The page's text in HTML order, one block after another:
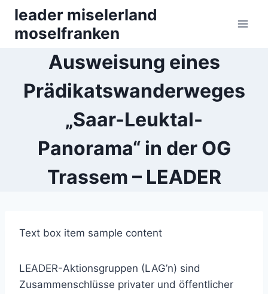
Zum
Inhalt
springen
leader miselerland
moselfranken
Ausweisung eines
Prädikatswanderweges
„Saar-Leuktal-
Panorama“ in der OG
Trassem – LEADER
Text box item sample content
LEADER-Aktionsgruppen (LAG’n) sind
Zusammenschlüsse privater und öffentlicher